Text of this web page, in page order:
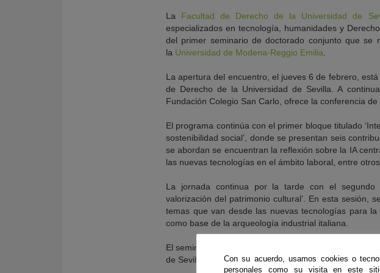
La Facultad de Derecho de la Universidad de
especializados en tecnología, humanidades y
del primer seminario de doctorado conjunto que
la Universidad de Modena-Reggio Emilia
La apertura del encuentro, el jueves 6 de febrero,
de Derecho de la Universidad de Sevilla. A
Fundación Colegio San Carlo, ofrece la conferencia de
El programa continúa con el primer bloque titulado
sostenibilidad social’, donde se presentan seis
se abordan se encuentran la reflexión sobre la IA
las nuevas tecnologías en el ámbito laboral, entre otros.
La jornada continua por la tarde con el segundo
valorización del patrimonio cultural’. En esta sesión,
temas que van desde las nuevas tecnologías para
como base de la arqueología industrial italiana.
El seminario concluye el viernes 7 de febrero con
de Sevilla y la Universidad de Modena-Reggio Emilia.
Con su acuerdo, usamos cookies o
personales como su visita en este